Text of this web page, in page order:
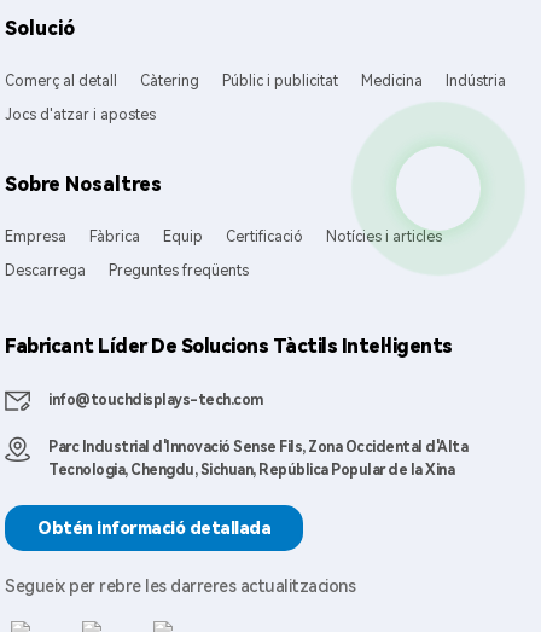
Solució
Comerç al detall Càtering Públic i publicitat Medicina
Indústria
Jocs d'atzar i apostes
Sobre Nosaltres
Empresa Fàbrica Equip Certificació
Notícies i articles
Descarrega
Preguntes freqüents
Fabricant Líder De Solucions Tàctils Intel·ligents
info@touchdisplays-tech.com
Parc Industrial d'Innovació Sense Fils, Zona Occidental d'Alta
Tecnologia, Chengdu, Sichuan, República Popular de la Xina
Obtén informació detallada
Segueix per rebre les darreres actualitzacions